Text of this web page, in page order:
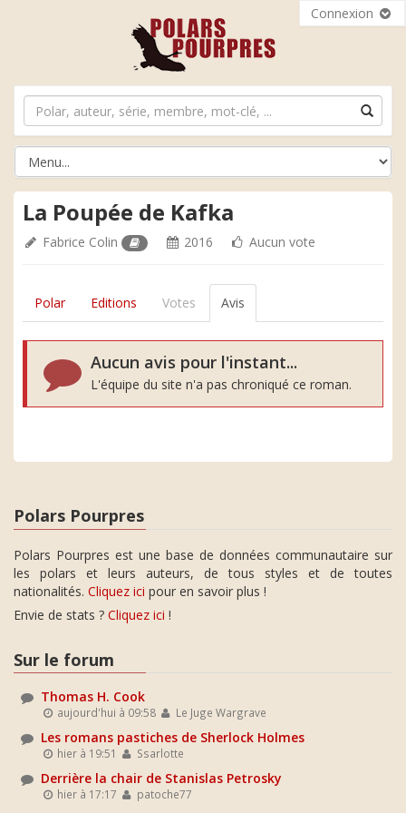
Connexion
La Poupée de Kafka
Fabrice Colin 2016 Aucun vote
Polar Editions Votes Avis
Aucun avis pour l'instant...
L'équipe du site n'a pas chroniqué ce roman.
Polars Pourpres
Polars Pourpres est une base de données communautaire sur
les polars et leurs auteurs, de tous styles et de toutes
nationalités. Cliquez ici pour en savoir plus !
Envie de stats ? Cliquez ici !
Sur le forum
Thomas H. Cook
aujourd'hui à 09:58 Le Juge Wargrave
Les romans pastiches de Sherlock Holmes
hier à 19:51 Ssarlotte
Derrière la chair de Stanislas Petrosky
hier à 17:17 patoche77